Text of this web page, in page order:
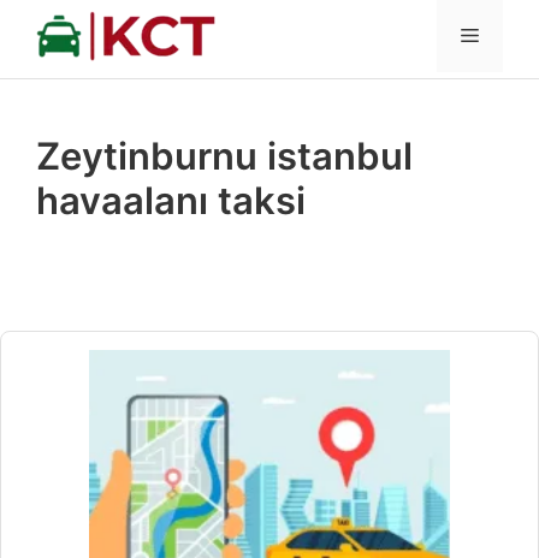
İçeriğe
MENÜ
Zeytinburnu istanbul
havaalanı taksi